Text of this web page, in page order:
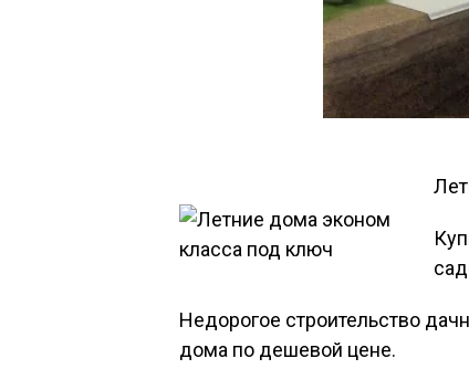
Недорогое строительство
дома по дешевой цене.